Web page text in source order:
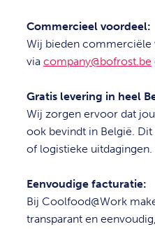
Commercieel voordeel:
Wij bieden commerciële
via company@bofrost.be
Gratis levering in heel
Wij zorgen ervoor dat
ook bevindt in België.
of logistieke uitdagingen.
Eenvoudige facturatie:
Bij Coolfood@Work
transparant en